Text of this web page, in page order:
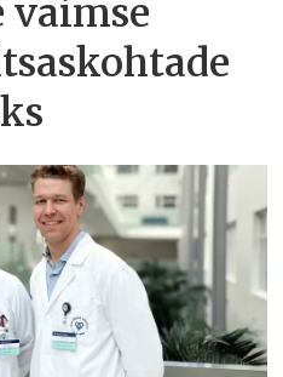
vaimse